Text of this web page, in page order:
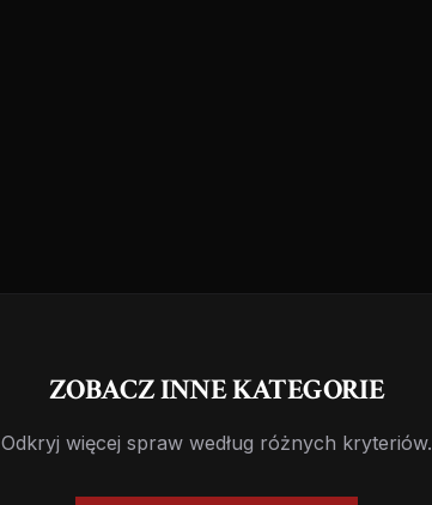
ZOBACZ INNE KATEGORIE
Odkryj więcej spraw według różnych kryteriów.